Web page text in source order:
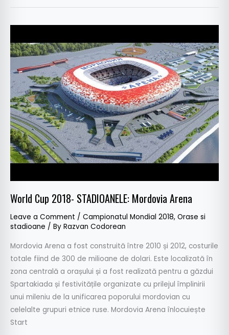
World Cup 2018- STADIOANELE: Mordovia Arena
Leave a Comment / Campionatul Mondial 2018, Orase si
stadioane / By Razvan Codorean
Mordovia Arena a fost construită între 2010 și 2012, costurile
totale fiind de 300 de milioane de dolari. Este localizată în
zona centrală a orașului și a fost realizată pentru a găzdui
Spartakiada și festivitățile organizate cu prilejul împlinirii
unui mileniu de la unificarea poporului mordovian cu
celelalte grupuri etnice ruse. Mordovia Arena înlocuiește
Start
Cup
2018-
STADIOANELE:
Mordovia
Arena